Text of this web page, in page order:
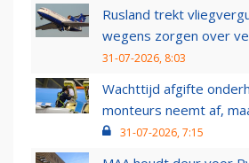
Rusland trekt
wegens zorgen over
31-07-2026, 8:03
Wachttijd afgifte
monteurs neemt af,
31-07-2026, 7:15